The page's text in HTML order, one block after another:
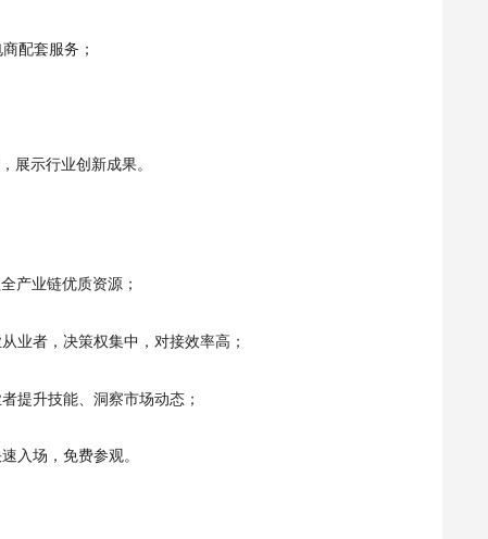
配套服务；
展示行业创新成果。
产业链优质资源；
业者，决策权集中，对接效率高；
提升技能、洞察市场动态；
入场，免费参观。